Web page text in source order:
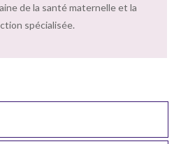
de la santé maternelle et la
spécialisée.